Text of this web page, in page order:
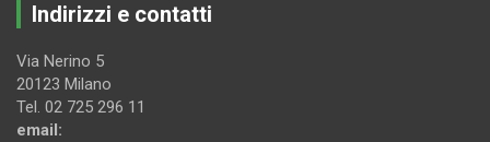
Indirizzi e contatti
Via Nerino 5
20123 Milano
Tel. 02 725 296 11
email: